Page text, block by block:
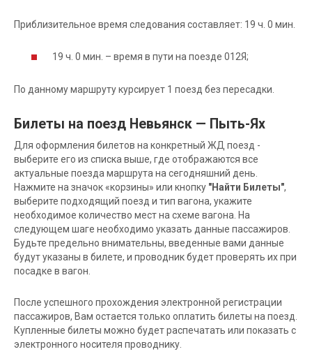
Приблизительное время следования составляет: 19 ч. 0 мин.
19 ч. 0 мин. – время в пути на поезде 012Я;
По данному маршруту курсирует 1 поезд без пересадки.
Билеты на поезд Невьянск — Пыть-Ях
Для оформления билетов на конкретный ЖД поезд -
выберите его из списка выше, где отображаются все
актуальные поезда маршрута на сегодняшний день.
Нажмите на значок «корзины» или кнопку "Найти Билеты",
выберите подходящий поезд и тип вагона, укажите
необходимое количество мест на схеме вагона. На
следующем шаге необходимо указать данные пассажиров.
Будьте предельно внимательны, введенные вами данные
будут указаны в билете, и проводник будет проверять их при
посадке в вагон.
После успешного прохождения электронной регистрации
пассажиров, Вам остается только оплатить билеты на поезд.
Купленные билеты можно будет распечатать или показать с
электронного носителя проводнику.